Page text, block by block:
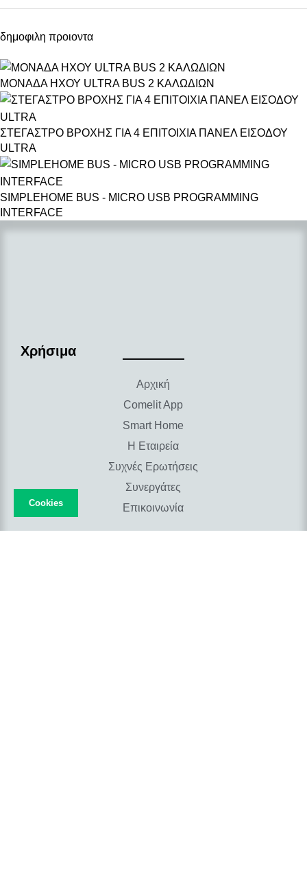
Εξαρτήματα Θέρμανσης-Ψύξης
CCTV
Κάμερες
Αναλογικές
IP STANDARD
IP ADVANCE
WIFI
Καταγραφικά
STANDARD
ADVANCE
Αναλογικά-XVR
Επιπλέον Εξαρτήματα και Βάσεις
Συμβατικό Σύστημα Πυρανίχνευσης
δημοφιλη προιοντα
ΜΟΝΑΔΑ ΗΧΟΥ ULTRA BUS 2 ΚΑΛΩΔΙΩΝ
ΣΤΕΓΑΣΤΡΟ ΒΡΟΧΗΣ ΓΙΑ 4 ΕΠΙΤΟΙΧΙΑ ΠΑΝΕΛ ΕΙΣΟΔΟΥ
ULTRA
SIMPLEHOME BUS - MICRO USB PROGRAMMING
INTERFACE
Χρήσιμα
Αρχική
Comelit App
Smart Home
Η Εταιρεία
Συχνές Ερωτήσεις
Συνεργάτες
Επικοινωνία
Cookies